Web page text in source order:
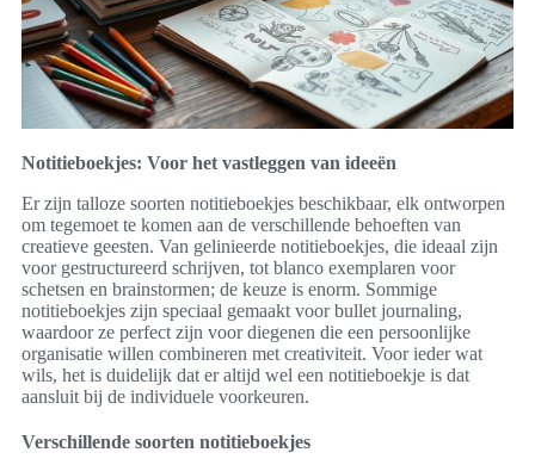
Notitieboekjes: Voor het vastleggen van ideeën
Er zijn talloze soorten notitieboekjes beschikbaar, elk ontworpen
om tegemoet te komen aan de verschillende behoeften van
creatieve geesten. Van gelinieerde notitieboekjes, die ideaal zijn
voor gestructureerd schrijven, tot blanco exemplaren voor
schetsen en brainstormen; de keuze is enorm. Sommige
notitieboekjes zijn speciaal gemaakt voor bullet journaling,
waardoor ze perfect zijn voor diegenen die een persoonlijke
organisatie willen combineren met creativiteit. Voor ieder wat
wils, het is duidelijk dat er altijd wel een notitieboekje is dat
aansluit bij de individuele voorkeuren.
Verschillende soorten notitieboekjes